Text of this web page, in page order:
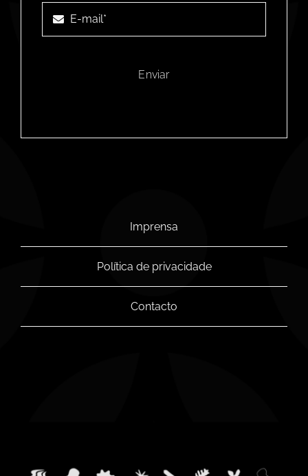
Enviar
Imprensa
Política de privacidade
Contacto